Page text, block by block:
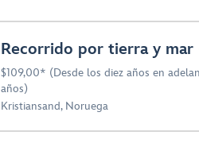
Recorrido por tierra y mar
$109,00* (Desde los diez años en
años)
Kristiansand, Noruega